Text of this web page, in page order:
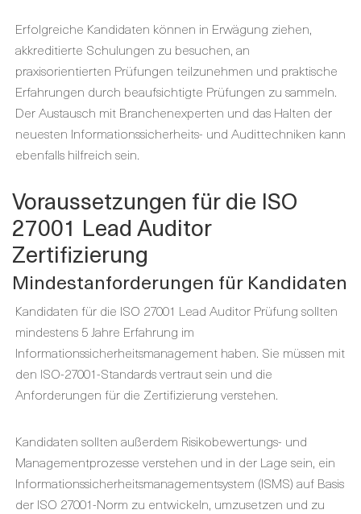
Erfolgreiche Kandidaten können in Erwägung ziehen,
akkreditierte Schulungen zu besuchen, an
praxisorientierten Prüfungen teilzunehmen und praktische
Erfahrungen durch beaufsichtigte Prüfungen zu sammeln.
Der Austausch mit Branchenexperten und das Halten der
neuesten Informationssicherheits- und Audittechniken kann
ebenfalls hilfreich sein.
Voraussetzungen für die ISO
27001 Lead Auditor
Zertifizierung
Mindestanforderungen für Kandidaten
Kandidaten für die ISO 27001 Lead Auditor Prüfung sollten
mindestens 5 Jahre Erfahrung im
Informationssicherheitsmanagement haben. Sie müssen mit
den ISO-27001-Standards vertraut sein und die
Anforderungen für die Zertifizierung verstehen.
Kandidaten sollten außerdem Risikobewertungs- und
Managementprozesse verstehen und in der Lage sein, ein
Informationssicherheitsmanagementsystem (ISMS) auf Basis
der ISO 27001-Norm zu entwickeln, umzusetzen und zu